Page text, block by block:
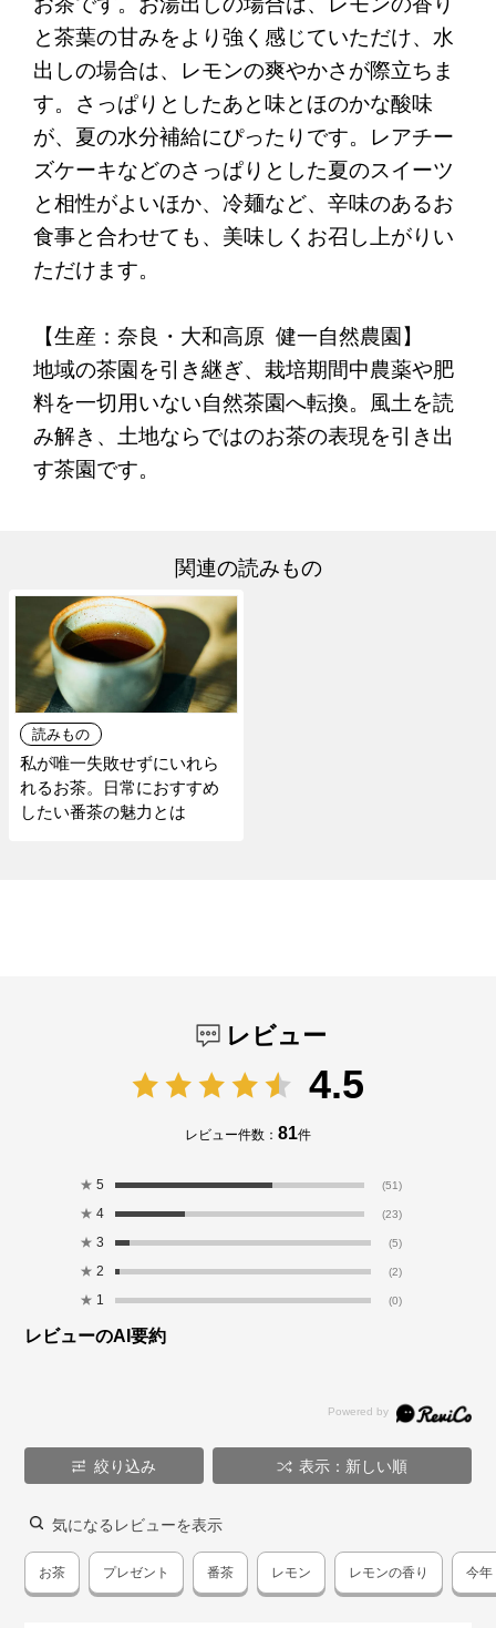
と茶葉の甘みをより強く感じていただけ、水
出しの場合は、レモンの爽やかさが際立ちま
す。さっぱりとしたあと味とほのかな酸味
が、夏の水分補給にぴったりです。レアチー
ズケーキなどのさっぱりとした夏のスイーツ
と相性がよいほか、冷麺など、辛味のあるお
食事と合わせても、美味しくお召し上がりい
ただけます。
【生産：奈良・大和高原 健一自然農園】
地域の茶園を引き継ぎ、栽培期間中農薬や肥
料を一切用いない自然茶園へ転換。風土を読
み解き、土地ならではのお茶の表現を引き出
す茶園です。
関連の読みもの
読みもの
私が唯一失敗せずにいれら
れるお茶。日常におすすめ
したい番茶の魅力とは
レビュー
4.5
レビュー件数： 81件
★ 5 (51)
★ 4 (23)
★ 3 (5)
★ 2 (2)
★ 1 (0)
レビューのAI要約
絞り込み 表示：新しい順
気になるレビューを表示
お茶 プレゼント 番茶 レモン レモンの香り 今年